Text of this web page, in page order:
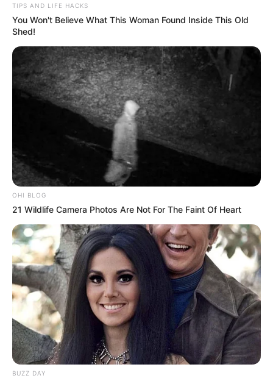
TIPS AND LIFE HACKS
You Won't Believe What This Woman Found Inside This Old
Shed!
OHI BLOG
21 Wildlife Camera Photos Are Not For The Faint Of Heart
BUZZ DAY